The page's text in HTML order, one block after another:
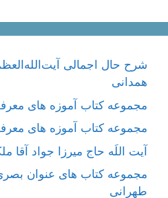
شرح حال اجمالی
همدانی
مجموعه کتاب آموزه های
مجموعه کتاب آموزه های
آیت اللَه حاج میرزا جواد آقا
مجموعه کتاب های عنوان
طهرانی